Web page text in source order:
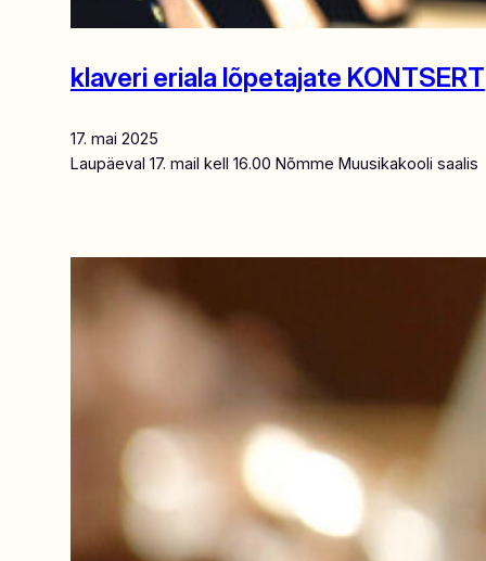
klaveri eriala lõpetajate KONTSERT
17. mai 2025
Laupäeval 17. mail kell 16.00 Nõmme Muusikakooli saalis